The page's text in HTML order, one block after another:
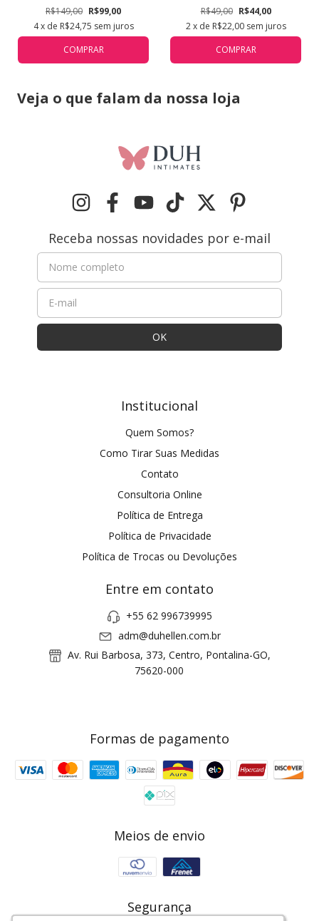
R$149,00 R$99,00
4 x de R$24,75 sem juros
COMPRAR
R$49,00 R$44,00
2 x de R$22,00 sem juros
COMPRAR
Veja o que falam da nossa loja
Receba nossas novidades por e-mail
Institucional
Quem Somos?
Como Tirar Suas Medidas
Contato
Consultoria Online
Política de Entrega
Política de Privacidade
Política de Trocas ou Devoluções
Entre em contato
+55 62 996739995
adm@duhellen.com.br
Av. Rui Barbosa, 373, Centro, Pontalina-GO,
75620-000
Formas de pagamento
Meios de envio
Segurança